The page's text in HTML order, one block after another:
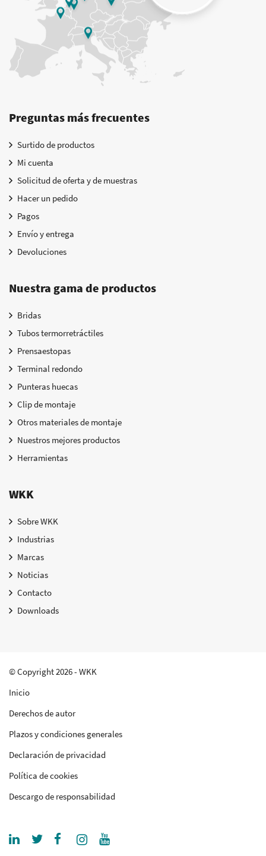
Preguntas más frecuentes
Surtido de productos
Mi cuenta
Solicitud de oferta y de muestras
Hacer un pedido
Pagos
Envío y entrega
Devoluciones
Nuestra gama de productos
Bridas
Tubos termorretráctiles
Prensaestopas
Terminal redondo
Punteras huecas
Clip de montaje
Otros materiales de montaje
Nuestros mejores productos
Herramientas
WKK
Sobre WKK
Industrias
Marcas
Noticias
Contacto
Downloads
© Copyright 2026 - WKK
Inicio
Derechos de autor
Plazos y condiciones generales
Declaración de privacidad
Política de cookies
Descargo de responsabilidad